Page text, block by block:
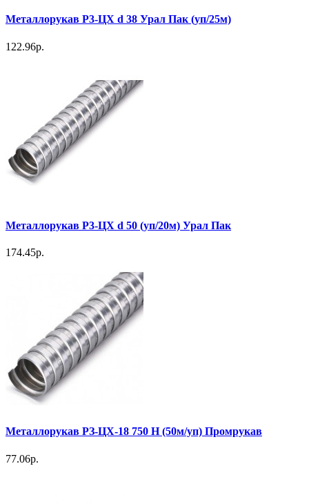
Металлорукав Р3-ЦХ d 38 Урал Пак (уп/25м)
122.96р.
Металлорукав Р3-ЦХ d 50 (уп/20м) Урал Пак
174.45р.
Металлорукав РЗ-ЦХ-18 750 Н (50м/уп) Промрукав
77.06р.